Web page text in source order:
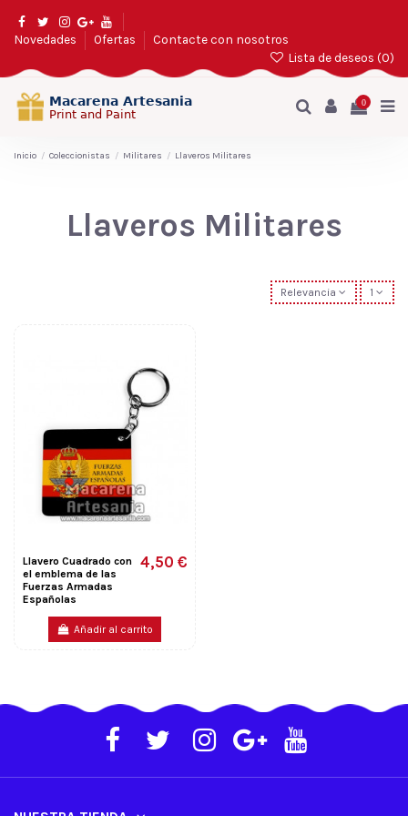
Novedades Ofertas
Contacte con nosotros
Lista de deseos (0)
0
Inicio Coleccionistas Militares Llaveros Militares
Llaveros Militares
Relevancia 1
Llavero Cuadrado con
el emblema de las
Fuerzas Armadas
Españolas
4,50 €
Añadir al carrito